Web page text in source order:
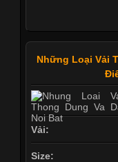
Những Loại Vải
Vải:
Size: